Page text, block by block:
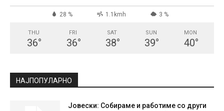
28 % 1.1kmh 3 %
THU
36°
FRI
36°
SAT
38°
SUN
39°
MON
40°
НАЈПОПУЛАРНО
Јовески: Собираме и работиме со други